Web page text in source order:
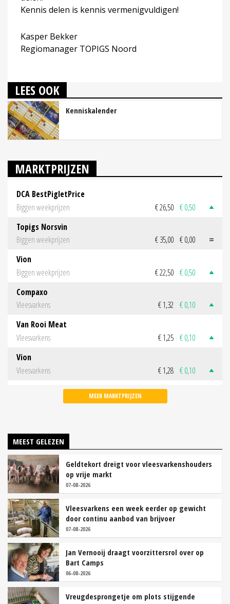
Kennis delen is kennis vermenigvuldigen!
Kasper Bekker
Regiomanager TOPIGS Noord
LEES OOK
Kenniskalender
MARKTPRIJZEN
DCA BestPigletPrice
Biggen weekprijzen
€ 26,50 € 0,50
Topigs Norsvin
Biggen weekprijzen
€ 35,00 € 0,00
Vion
Biggen weekprijzen
€ 22,50 € 0,50
Compaxo
Vleesvarkens
€ 1,32 € 0,10
Van Rooi Meat
Vleesvarkens
€ 1,25 € 0,10
Vion
Vleesvarkens
€ 1,28 € 0,10
MEER MARKTPRIJZEN
MEEST GELEZEN
Geldtekort dreigt voor vleesvarkenshouders
op vrije markt
07-08-2026
Vleesvarkens een week eerder op gewicht
door continu aanbod van brijvoer
07-08-2026
Jan Vernooij draagt voorzittersrol over op
Bart Camps
06-08-2026
Vreugdesprongetje om plots stijgende